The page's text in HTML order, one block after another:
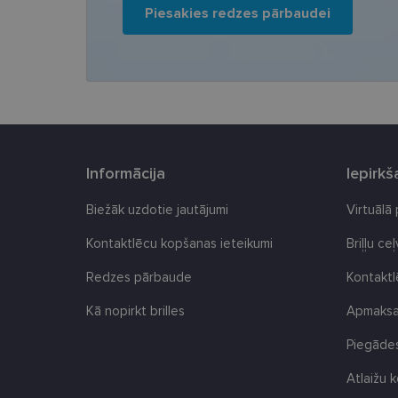
Piesakies redzes pārbaudei
Informācija
Biežāk uzdotie jautājumi
Kontaktlēcu kopšanas ieteikumi
Redzes pārbaude
Kā nopirkt brilles
Virtuālā
Briļļu
Atlaižu
Šīs sīkdatnes
sīkdatnes identificē
tīmekļa vietne
pakalpojumus. Šīs
_tt_enable_cookie
shipping_country
csrftoken